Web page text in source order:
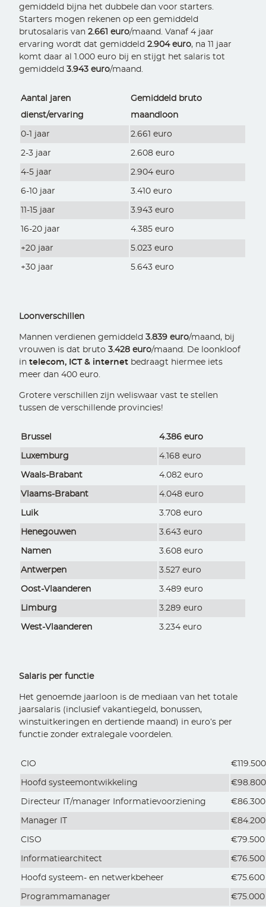
gemiddeld bijna het dubbele dan voor starters.
Starters mogen rekenen op een gemiddeld
brutosalaris van2.661 euro/maand. Vanaf 4 jaar
ervaring wordt dat gemiddeld2.904 euro, na 11 jaar
komt daar al 1.000 euro bij en stijgt het salaris tot
gemiddeld3.943 euro/maand.
Aantal jaren
dienst/ervaring
Gemiddeld bruto
maandloon
0-1 jaar 2.661 euro
2-3 jaar 2.608 euro
4-5 jaar 2.904 euro
6-10 jaar 3.410 euro
11-15 jaar 3.943 euro
16-20 jaar 4.385 euro
+20 jaar 5.023 euro
+30 jaar 5.643 euro
Loonverschillen
Mannen verdienen gemiddeld3.839 euro/maand, bij
vrouwen is dat bruto3.428 euro/maand. De loonkloof
intelecom, ICT & internet bedraagt hiermee iets
meer dan 400 euro.
Grotere verschillen zijn weliswaar vast te stellen
tussen de verschillende provincies!
Brussel 4.386 euro
Luxemburg 4.168 euro
Waals-Brabant 4.082 euro
Vlaams-Brabant 4.048 euro
Luik 3.708 euro
Henegouwen 3.643 euro
Namen 3.608 euro
Antwerpen 3.527 euro
Oost-Vlaanderen 3.489 euro
Limburg 3.289 euro
West-Vlaanderen 3.234 euro
Salaris per functie
Het genoemde jaarloon is de mediaan van het totale
jaarsalaris (inclusief vakantiegeld, bonussen,
winstuitkeringen en dertiende maand) in euro’s per
functie zonder extralegale voordelen.
CIO €119.500
Hoofd systeemontwikkeling €98.800
Directeur IT/manager Informatievoorziening €86.300
Manager IT €84.200
CISO €79.500
Informatiearchitect €76.500
Hoofd systeem- en netwerkbeheer €75.600
Programmamanager €75.000